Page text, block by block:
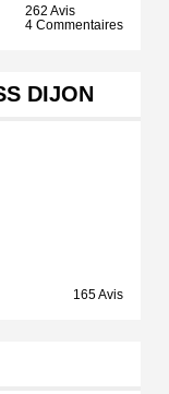
262 Avis
4 Commentaires
DIJON
165 Avis